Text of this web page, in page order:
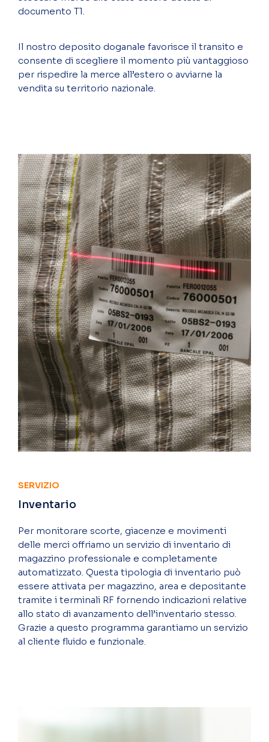
documento T1.
Il nostro deposito doganale favorisce il transito e
consente di scegliere il momento più vantaggioso
per rispedire la merce all’estero o avviarne la
vendita su territorio nazionale.
SERVIZIO
Inventario
Per monitorare scorte, giacenze e movimenti
delle merci offriamo un servizio di inventario di
magazzino professionale e completamente
automatizzato. Questa tipologia di inventario può
essere attivata per magazzino, area e depositante
tramite i terminali RF fornendo indicazioni relative
allo stato di avanzamento dell’inventario stesso.
Grazie a questo programma garantiamo un servizio
al cliente fluido e funzionale.